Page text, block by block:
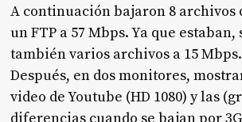
A continuación bajaron 8 archivos
un FTP a 57 Mbps. Ya que
también varios archivos a 15 Mbps.
Después, en dos monitores,
video de Youtube (HD 1080) y las
diferencias cuando se bajan por